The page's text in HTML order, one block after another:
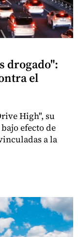
drogado":
el
High", su
efecto de
a la